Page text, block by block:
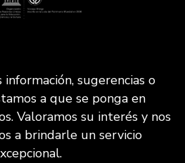
sugerencias o
a que se ponga en
Valoramos su interés y nos
a brindarle un servicio